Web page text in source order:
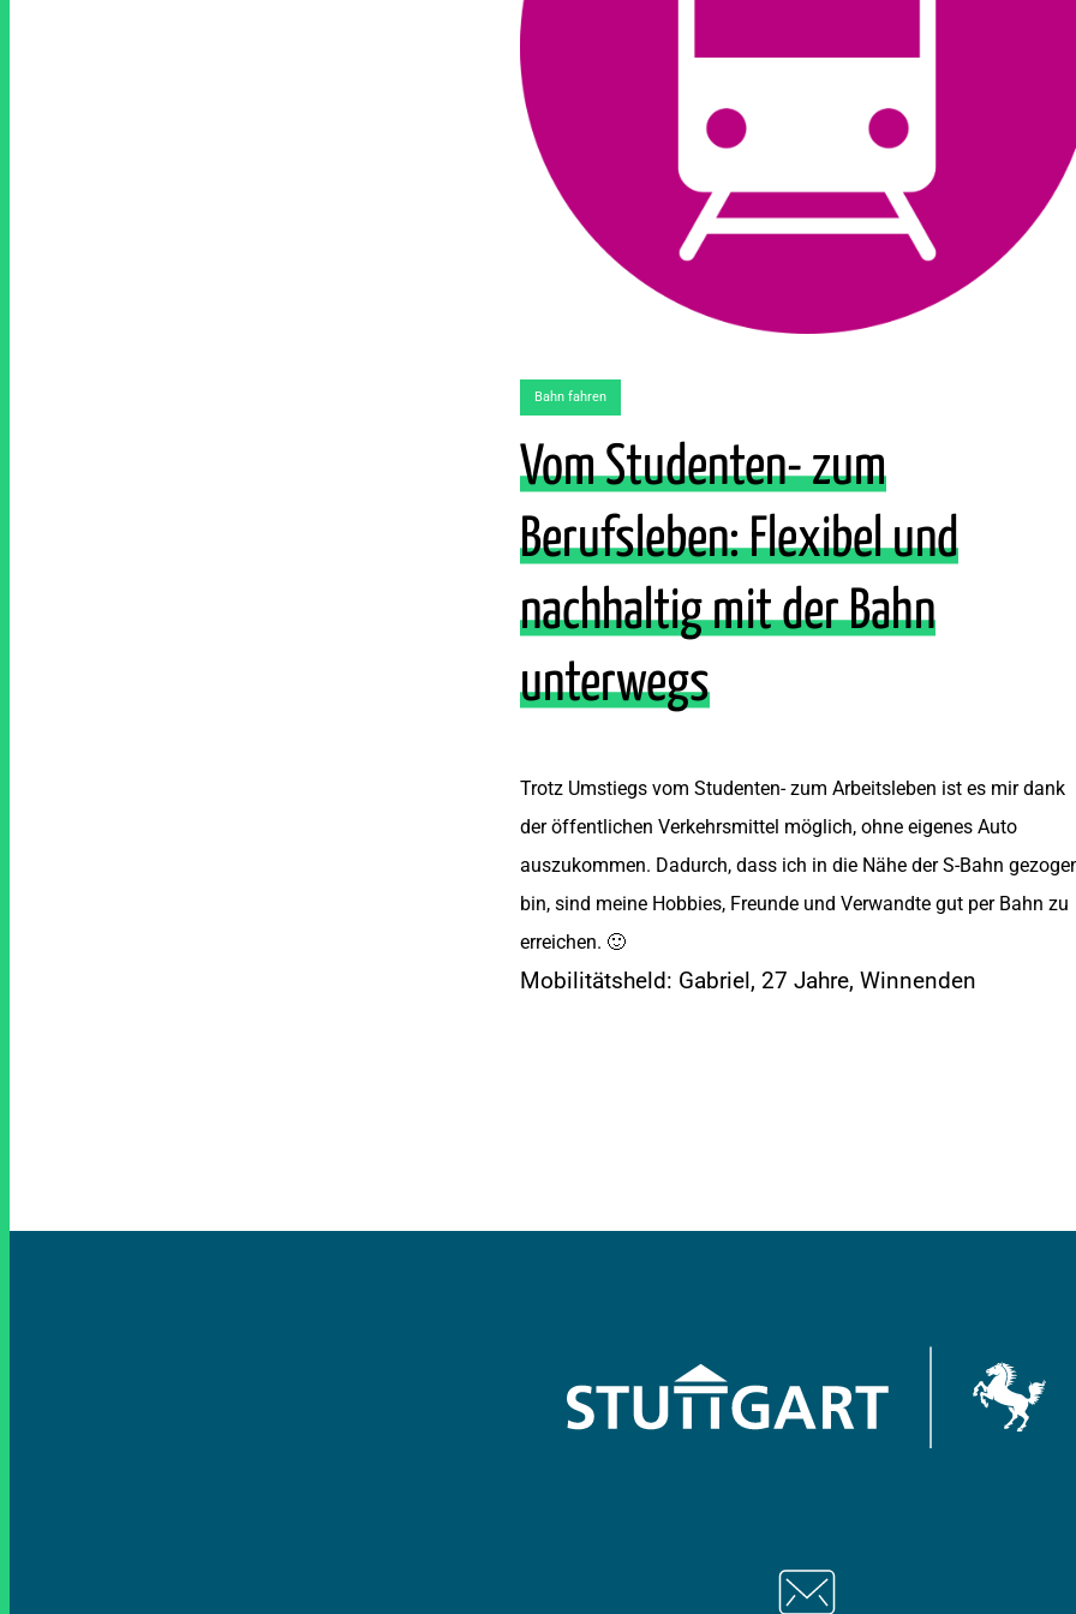
Bahn fahren
Vom Studenten- zum
Berufsleben: Flexibel und
nachhaltig mit der Bahn
unterwegs
Trotz Umstiegs vom Studenten- zum Arbeitsleben ist es mir dank
der öffentlichen Verkehrsmittel möglich, ohne eigenes Auto
auszukommen. Dadurch, dass ich in die Nähe der S-Bahn
bin, sind meine Hobbies, Freunde und Verwandte gut per Bahn zu
erreichen. 🙂
Mobilitätsheld: Gabriel, 27 Jahre, Winnenden